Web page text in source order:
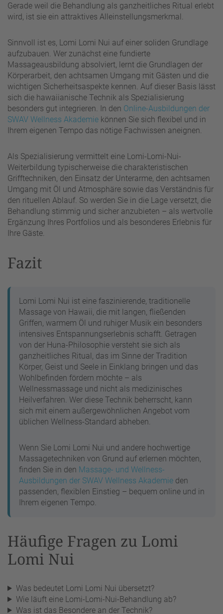
Gerade weil die Behandlung als ganzheitliches Ritual erlebt
wird, ist sie ein attraktives Alleinstellungsmerkmal.
Sinnvoll ist es, Lomi Lomi Nui auf einer soliden Grundlage
aufzubauen. Wer zunächst eine fundierte
Massageausbildung absolviert, lernt die Grundlagen der
Körperarbeit, den achtsamen Umgang mit Gästen und die
wichtigen Sicherheitsaspekte kennen. Auf dieser Basis lässt
sich die hawaiianische Technik als Spezialisierung
besonders gut integrieren. In den Online-Ausbildungen der
SWAV Wellness Akademie können Sie sich flexibel und in
Ihrem eigenen Tempo das nötige Fachwissen aneignen.
Als Spezialisierung vermittelt eine Lomi-Lomi-Nui-
Weiterbildung typischerweise die charakteristischen
Grifftechniken, den Einsatz der Unterarme, den achtsamen
Umgang mit Öl und Atmosphäre sowie das Verständnis für
den rituellen Ablauf. So werden Sie in die Lage versetzt, die
Behandlung stimmig und sicher anzubieten – als wertvolle
Ergänzung Ihres Portfolios und als besonderes Erlebnis für
Ihre Gäste.
Fazit
Lomi Lomi Nui ist eine faszinierende, traditionelle
Massage von Hawaii, die mit langen, fließenden
Griffen, warmem Öl und ruhiger Musik ein besonders
intensives Entspannungserlebnis schafft. Getragen
von der Huna-Philosophie versteht sie sich als
ganzheitliches Ritual, das im Sinne der Tradition
Körper, Geist und Seele in Einklang bringen und das
Wohlbefinden fördern möchte – als
Wellnessmassage und nicht als medizinisches
Heilverfahren. Wer diese Technik beherrscht, kann
sich mit einem außergewöhnlichen Angebot vom
üblichen Wellness-Standard abheben.
Wenn Sie Lomi Lomi Nui und andere hochwertige
Massagetechniken von Grund auf erlernen möchten,
finden Sie in den Massage- und Wellness-
Ausbildungen der SWAV Wellness Akademie den
passenden, flexiblen Einstieg – bequem online und in
Ihrem eigenen Tempo.
Häufige Fragen zu Lomi
Lomi Nui
Was bedeutet Lomi Lomi Nui übersetzt?
Wie läuft eine Lomi-Lomi-Nui-Behandlung ab?
Was ist das Besondere an der Technik?